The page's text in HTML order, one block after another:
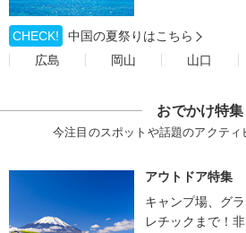
CHECK!
中国の夏祭りはこちら
広島
岡山 山口
おでかけ特集
今注目のスポットや話題のアクティ
アウトドア特集
キャンプ場、グ
レチックまで！